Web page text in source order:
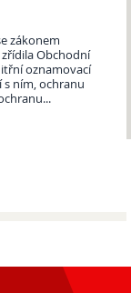
zákonem
Obchodní
oznamovací
ním, ochranu